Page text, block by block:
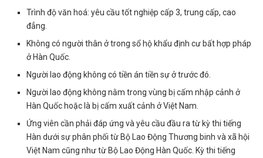
Trình độ văn hoá: yêu cầu tốt nghiệp cấp 3, trung cấp, cao
đẳng.
Không có người thân ở trong sổ hộ khẩu định cư bất hợp pháp
ở Hàn Quốc.
Người lao động không có tiền án tiền sự ở trước đó.
Người lao động không nằm trong vùng bị cấm nhập cảnh ở
Hàn Quốc hoặc là bị cấm xuất cảnh ở Việt Nam.
Ứng viên cần phải đáp ứng và yêu cầu đầu ra từ kỳ thi tiếng
Hàn dưới sự phân phối từ Bộ Lao Động Thương binh và xã hội
Việt Nam cũng như từ Bộ Lao Động Hàn Quốc. Kỳ thi tiếng